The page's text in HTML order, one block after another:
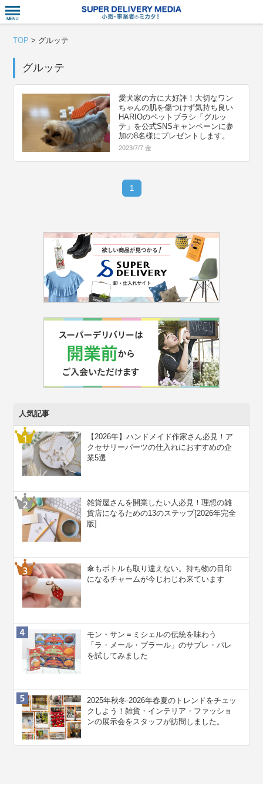
TOP > グルッテ
グルッテ
愛犬家の方に大好評！大切なワン
ちゃんの肌を傷つけず気持ち良い
HARIOのペットブラシ「グルッ
テ」を公式SNSキャンペーンに参
加の8名様にプレゼントします。
2023/7/7 金
1
人気記事
【2026年】ハンドメイド作家さん必見！ア
クセサリーパーツの仕入れにおすすめの企
業5選
雑貨屋さんを開業したい人必見！理想の雑
貨店になるための13のステップ[2026年完全
版]
傘もボトルも取り違えない。持ち物の目印
になるチャームが今じわじわ来ています
モン・サン＝ミシェルの伝統を味わう
「ラ・メール・プラール」のサブレ・パレ
を試してみました
2025年秋冬-2026年春夏のトレンドをチェッ
クしよう！雑貨・インテリア・ファッショ
ンの展示会をスタッフが訪問しました。